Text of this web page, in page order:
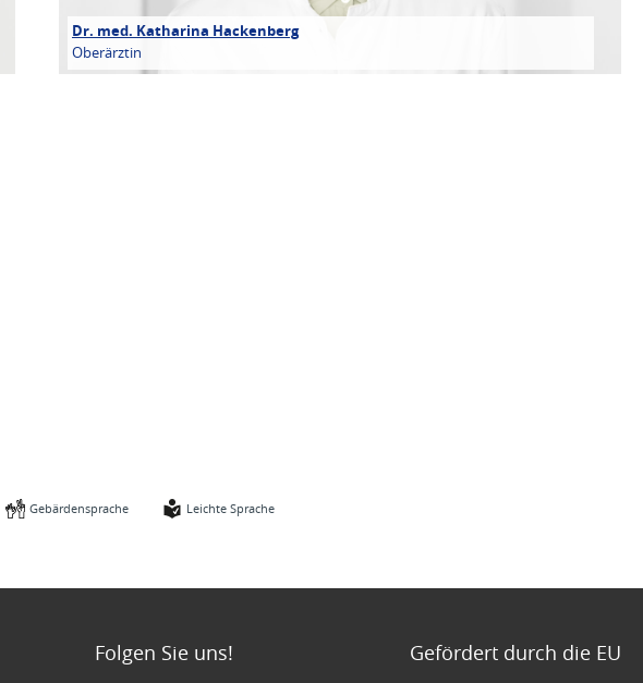
Dr. med. Katharina Hackenberg
Oberärztin
Gebärdensprache Leichte Sprache
Folgen Sie uns! Gefördert durch die EU